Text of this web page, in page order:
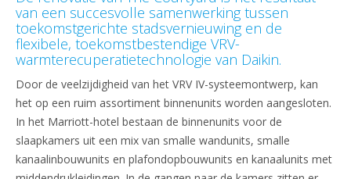
van een succesvolle samenwerking tussen
toekomstgerichte stadsvernieuwing en de
flexibele, toekomstbestendige VRV-
warmterecuperatietechnologie van Daikin.
Door de veelzijdigheid van het VRV IV-systeemontwerp, kan
het op een ruim assortiment binnenunits worden aangesloten.
In het Marriott-hotel bestaan de binnenunits voor de
slaapkamers uit een mix van smalle wandunits, smalle
kanaalinbouwunits en plafondopbouwunits en kanaalunits met